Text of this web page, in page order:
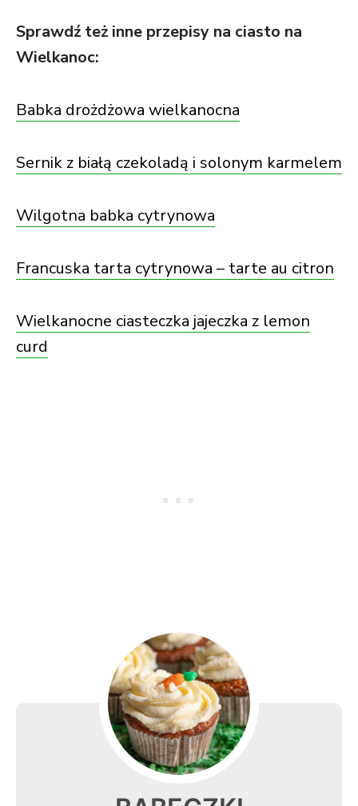
Sprawdź też inne przepisy na ciasto na
Wielkanoc:
Babka drożdżowa wielkanocna
Sernik z białą czekoladą i solonym karmelem
Wilgotna babka cytrynowa
Francuska tarta cytrynowa – tarte au citron
Wielkanocne ciasteczka jajeczka z lemon
curd